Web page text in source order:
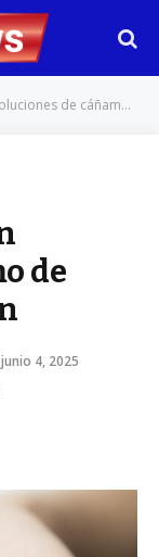
de pioneros de hemspan
de
junio 4, 2025